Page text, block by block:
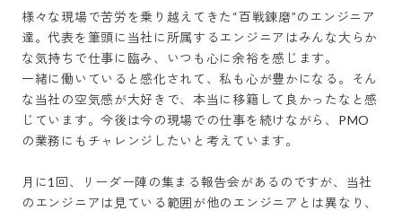
様々な現場で苦労を乗り越えてきた“百戦錬磨”のエンジニア
達。代表を筆頭に当社に所属するエンジニアはみんな大らか
な気持ちで仕事に臨み、いつも心に余裕を感じます。
一緒に働いていると感化されて、私も心が豊かになる。そん
な当社の空気感が大好きで、本当に移籍して良かったなと感
じています。今後は今の現場での仕事を続けながら、PMO
の業務にもチャレンジしたいと考えています。
月に1回、リーダー陣の集まる報告会があるのですが、当社
のエンジニアは見ている範囲が他のエンジニアとは異なり、